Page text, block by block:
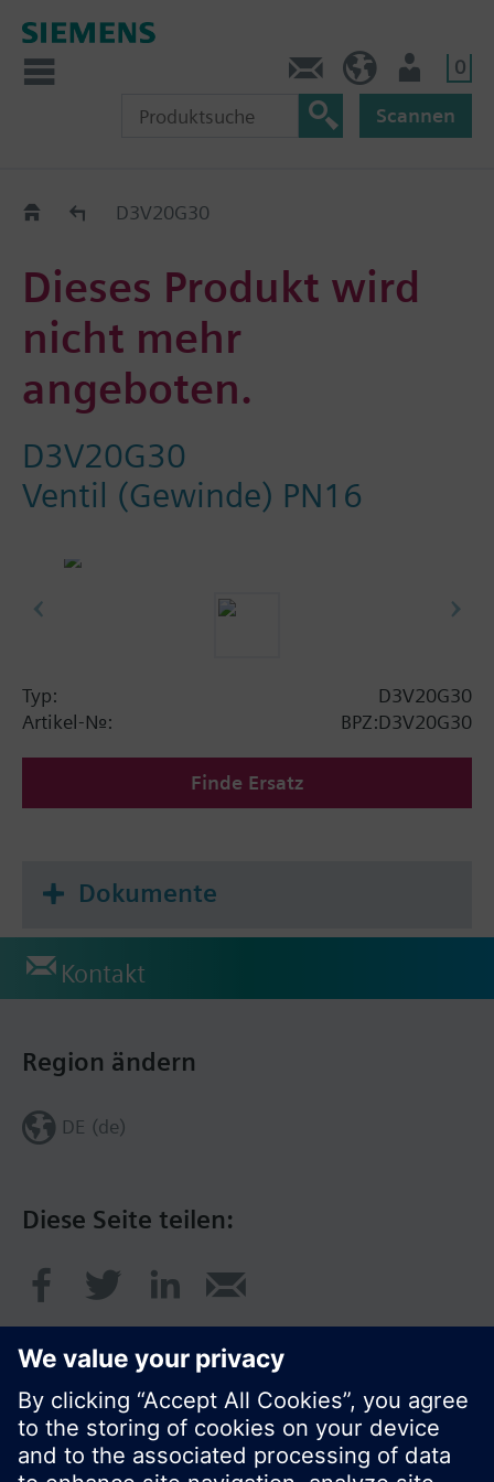
0
Scannen
Old2NewD3V20G30
Dieses Produkt wird
nicht mehr
angeboten.
D3V20G30
Ventil (Gewinde) PN16
Typ:
D3V20G30
Artikel-Nr.:
BPZ:D3V20G30
Finde Ersatz
Dokumente
Kontakt
Diese Seite teilen:
Region ändern
DE (de)